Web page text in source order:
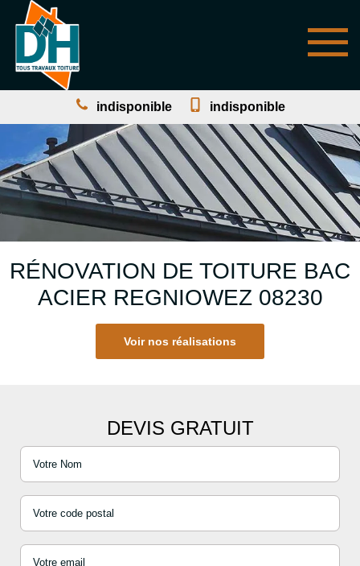
indisponible indisponible
RÉNOVATION DE TOITURE BAC
ACIER REGNIOWEZ 08230
Voir nos réalisations
DEVIS GRATUIT